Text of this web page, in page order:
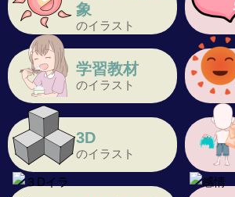
象
のイラスト
学習教材
のイラスト
3D
のイラスト